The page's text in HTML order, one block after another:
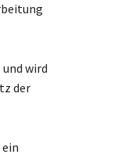
wird
der